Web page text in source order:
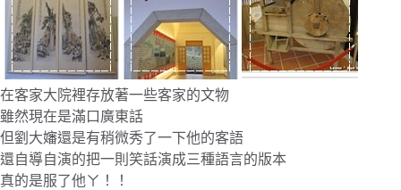
在客家大院裡存放著一些客家的文物
雖然現在是滿口廣東話
但劉大嬸還是有稍微秀了一下他的客語
還自導自演的把一則笑話演成三種語言的版本
真的是服了他ㄚ！！